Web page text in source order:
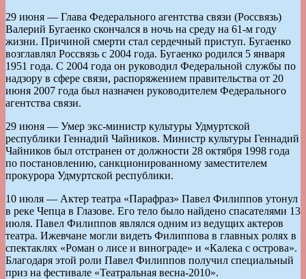
29 июня — Глава Федерального агентства связи (Россвязь)
Валерий Бугаенко скончался в ночь на среду на 61-м году
жизни. Причиной смерти стал сердечный приступ. Бугаенко
возглавлял Россвязь с 2004 года. Бугаенко родился 5 января
1951 года. С 2004 года он руководил Федеральной службы по
надзору в сфере связи, распоряжением правительства от 20
июня 2007 года был назначен руководителем Федерального
агентства связи.
29 июня — Умер экс-министр культуры Удмуртской
республики Геннадий Чайников. Министр культуры Геннадий
Чайников был отстранен от должности 28 октября 1998 года
по постановлению, санкционированному заместителем
прокурора Удмуртской республики.
10 июля — Актер театра «Парафраз» Павел Филиппов утонул
в реке Чепца в Глазове. Его тело было найдено спасателями 13
июля. Павел Филиппов являлся одним из ведущих актеров
театра. Ижевчане могли видеть Филиппова в главных ролях в
спектаклях «Роман о лисе и винограде» и «Калека с острова».
Благодаря этой роли Павел Филиппов получил специальный
приз на фестивале «Театральная весна-2010».